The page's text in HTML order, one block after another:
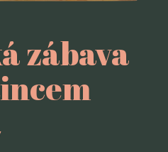
zábava